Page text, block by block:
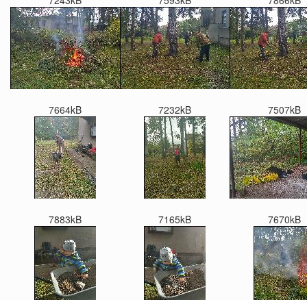
7664kB 7232kB 7507kB
7883kB 7165kB 7670kB